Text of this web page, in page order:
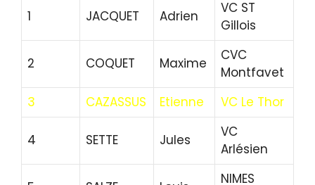
1 JACQUET Adrien
VC ST
Gillois
2 COQUET Maxime
CVC
Montfavet
3
CAZASSUS Etienne VC Le Thor
4 SETTE Jules
VC
Arlésien
NIMES